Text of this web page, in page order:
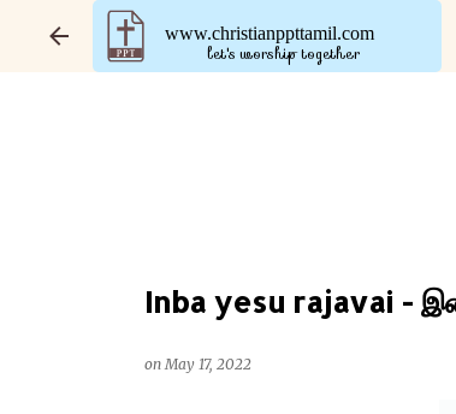
www.christianppttamil.com
let's worship together
Inba yesu rajavai -
onMay 17, 2022